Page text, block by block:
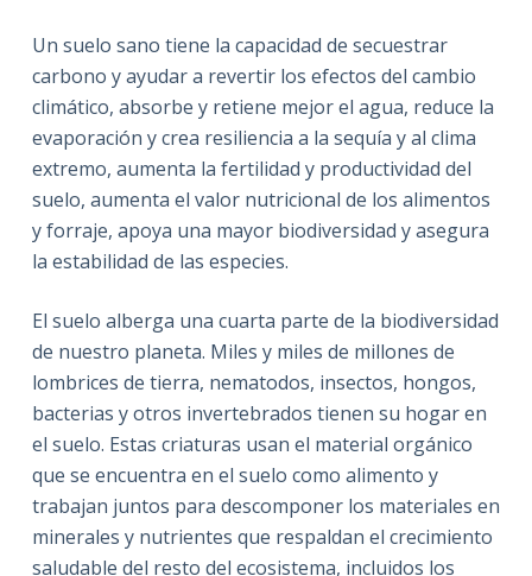
Un suelo sano tiene la capacidad de secuestrar
carbono y ayudar a revertir los efectos del cambio
climático, absorbe y retiene mejor el agua, reduce la
evaporación y crea resiliencia a la sequía y al clima
extremo, aumenta la fertilidad y productividad del
suelo, aumenta el valor nutricional de los alimentos
y forraje, apoya una mayor biodiversidad y asegura
la estabilidad de las especies.
El suelo alberga una cuarta parte de la biodiversidad
de nuestro planeta. Miles y miles de millones de
lombrices de tierra, nematodos, insectos, hongos,
bacterias y otros invertebrados tienen su hogar en
el suelo. Estas criaturas usan el material orgánico
que se encuentra en el suelo como alimento y
trabajan juntos para descomponer los materiales en
minerales y nutrientes que respaldan el crecimiento
saludable del resto del ecosistema, incluidos los